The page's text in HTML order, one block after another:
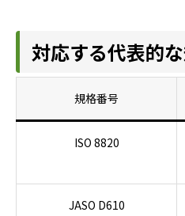
対応する代表的
規格番号
ISO 8820
JASO D610